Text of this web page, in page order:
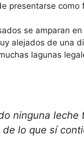
como
se amparan
alejados de una
lagunas
ninguna
lo que sí